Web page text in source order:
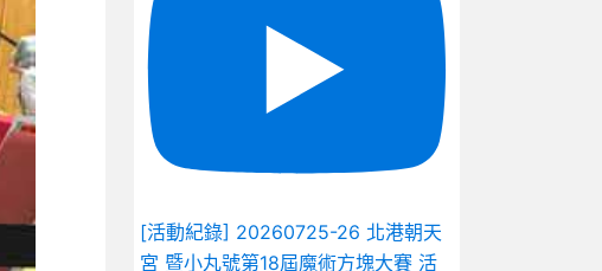
[活動紀錄] 20260725-26 北港朝天
宮 暨小丸號第18屆魔術方塊大賽 活